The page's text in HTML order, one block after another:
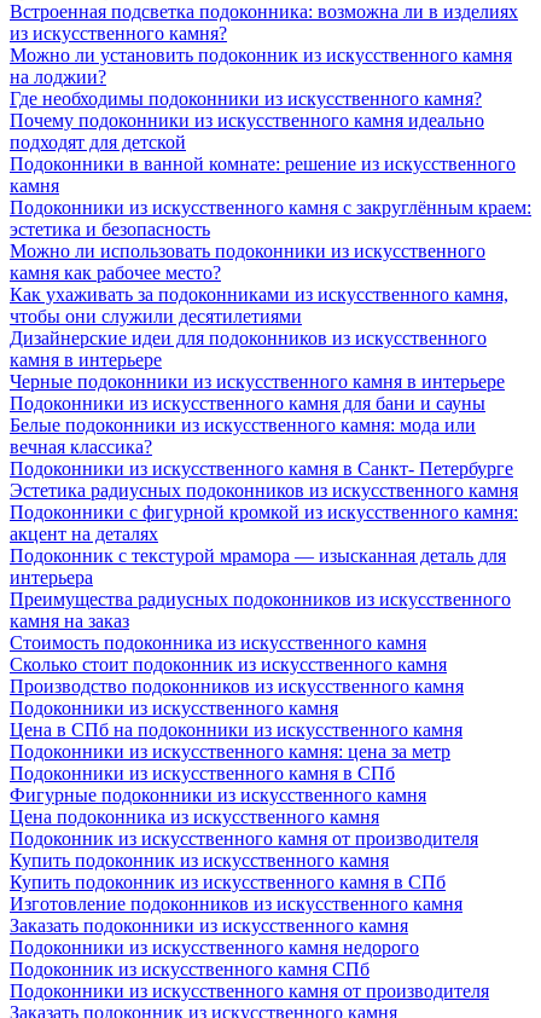
Встроенная подсветка подоконника: возможна ли в изделиях
из искусственного камня?
Можно ли установить подоконник из искусственного камня
на лоджии?
Где необходимы подоконники из искусственного камня?
Почему подоконники из искусственного камня идеально
подходят для детской
Подоконники в ванной комнате: решение из искусственного
камня
Подоконники из искусственного камня с закруглённым краем:
эстетика и безопасность
Можно ли использовать подоконники из искусственного
камня как рабочее место?
Как ухаживать за подоконниками из искусственного камня,
чтобы они служили десятилетиями
Дизайнерские идеи для подоконников из искусственного
камня в интерьере
Черные подоконники из искусственного камня в интерьере
Подоконники из искусственного камня для бани и сауны
Белые подоконники из искусственного камня: мода или
вечная классика?
Подоконники из искусственного камня в Санкт- Петербурге
Эстетика радиусных подоконников из искусственного камня
Подоконники с фигурной кромкой из искусственного камня:
акцент на деталях
Подоконник с текстурой мрамора — изысканная деталь для
интерьера
Преимущества радиусных подоконников из искусственного
камня на заказ
Стоимость подоконника из искусственного камня
Сколько стоит подоконник из искусственного камня
Производство подоконников из искусственного камня
Подоконники из искусственного камня
Цена в СПб на подоконники из искусственного камня
Подоконники из искусственного камня: цена за метр
Подоконники из искусственного камня в СПб
Фигурные подоконники из искусственного камня
Цена подоконника из искусственного камня
Подоконник из искусственного камня от производителя
Купить подоконник из искусственного камня
Купить подоконник из искусственного камня в СПб
Изготовление подоконников из искусственного камня
Заказать подоконники из искусственного камня
Подоконники из искусственного камня недорого
Подоконник из искусственного камня СПб
Подоконники из искусственного камня от производителя
Заказать подоконник из искусственного камня